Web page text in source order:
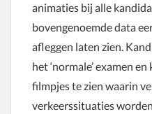
animaties bij alle
bovengenoemde data
afleggen laten zien.
het ‘normale’ examen
filmpjes te zien waarin
verkeerssituaties